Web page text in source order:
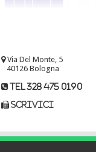
Via Del Monte, 5
40126 Bologna
tel 328.475.0190
scrivici